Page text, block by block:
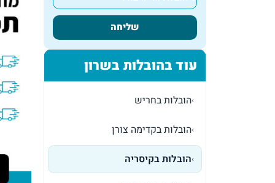
שליחה
עוד בהובלות בשרון
›הובלות בחריש
›הובלות בקדימה צורן
›הובלות בקיסריה